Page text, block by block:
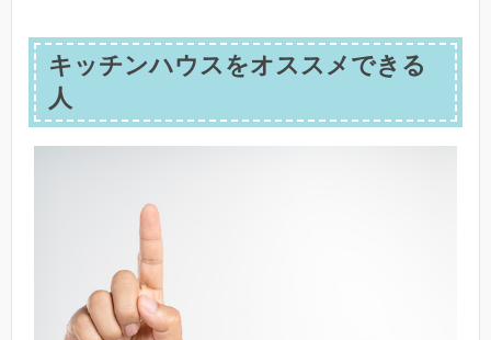
キッチンハウスをオススメできる
人